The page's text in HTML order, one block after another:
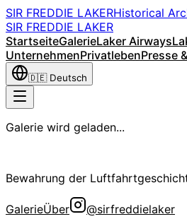
SIR FREDDIE LAKERHistorical
SIR FREDDIE LAKER
StartseiteGalerieLaker Airways
UnternehmenPrivatlebenPresse
🇩🇪 Deutsch
Galerie wird geladen...
Bewahrung der
GalerieÜber @sirfreddielaker